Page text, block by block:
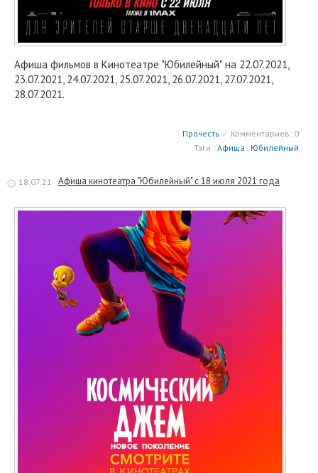
Афиша фильмов в Кинотеатре "Юбилейный" на 22.07.2021,
23.07.2021, 24.07.2021, 25.07.2021, 26.07.2021, 27.07.2021,
28.07.2021.
Прочесть ⁄ Комментариев: 0
Тэги : Афиша , Юбилейный
18.07.21 Афиша кинотеатра "Юбилейный" c 18 июля 2021 года